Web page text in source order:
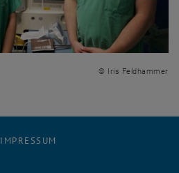
© Iris Feldhammer
IMPRESSUM